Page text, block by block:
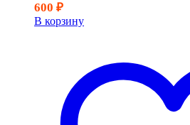
600 ₽
В корзину